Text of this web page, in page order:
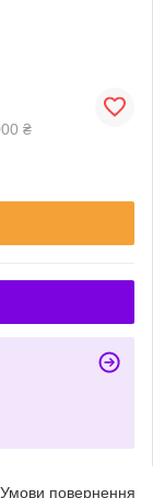
₴
Умови повернення